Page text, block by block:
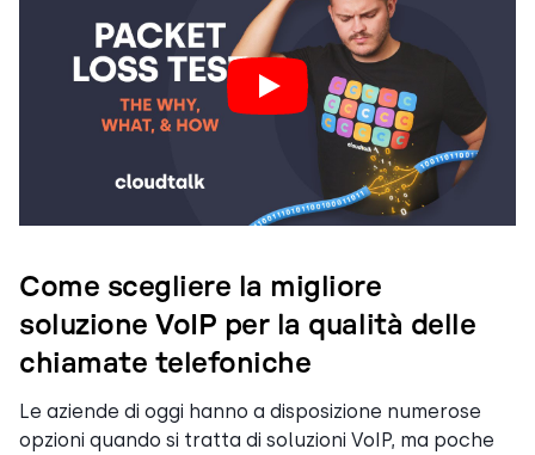
Come scegliere la migliore
soluzione VoIP per la qualità delle
chiamate telefoniche
Le aziende di oggi hanno a disposizione numerose
opzioni quando si tratta di soluzioni VoIP, ma poche